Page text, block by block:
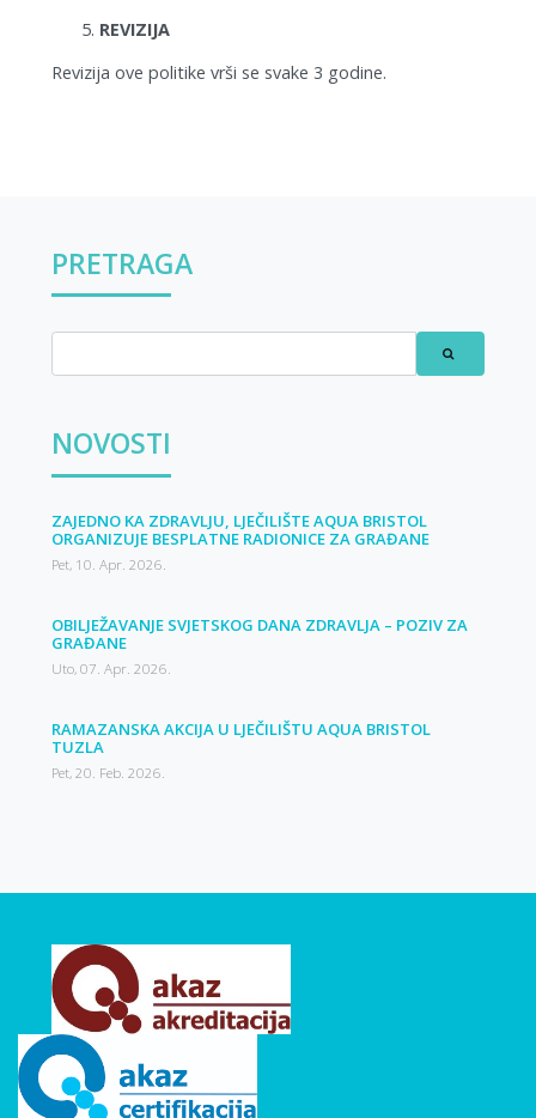
REVIZIJA
Revizija ove politike vrši se svake 3 godine.
PRETRAGA
NOVOSTI
ZAJEDNO KA ZDRAVLJU, LJEČILIŠTE AQUA BRISTOL
ORGANIZUJE BESPLATNE RADIONICE ZA GRAĐANE
Pet, 10. Apr. 2026.
OBILJEŽAVANJE SVJETSKOG DANA ZDRAVLJA – POZIV ZA
GRAĐANE
Uto, 07. Apr. 2026.
RAMAZANSKA AKCIJA U LJEČILIŠTU AQUA BRISTOL
TUZLA
Pet, 20. Feb. 2026.